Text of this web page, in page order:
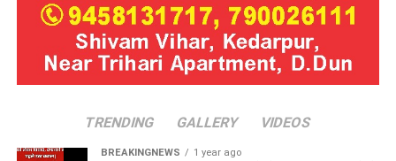
TRENDING GALLERY VIDEOS
BREAKINGNEWS 1 year ago